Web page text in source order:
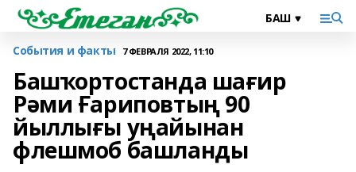
События и факты 7 ФЕВРАЛЯ 2022, 11:10
Башҡортостанда шағир
Рәми Ғариповтың 90
йыллығы уңайынан
флешмоб башланды